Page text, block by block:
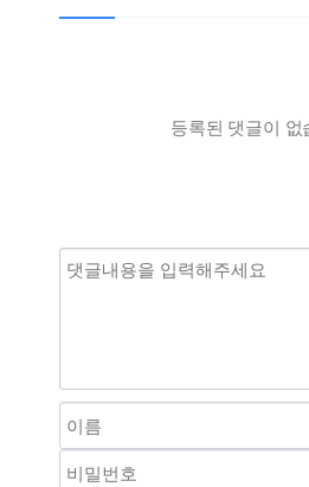
등록된 댓글이 없